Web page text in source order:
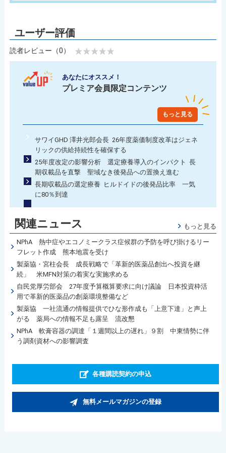
読者レビュー（0）
あなたにオススメ！
プレミア会員限定コンテンツ
もっと見る
サワイGHD 澤井光郎会長 26年度薬価制度改革はジェネ
リックの供給持続性を確保する
25年度改定の影響分析 選定療養導入のインパクト 長
期収載品を直撃 聖域なき後発品への置換え進む
長期収載品の選定療養 ヒルドイドの後発品比率 一気
に80％到達
関連ニュース もっと見る
NPhA 熱中症やエコノミークラス症候群の予防を呼び掛けるリー
フレット作成 熊本地震を受け
製薬協・宮柱会長 成長戦略で「革新的医薬品創出へ投資を継
続」 米MFN対策の着実な実施求める
自民党厚労部会 27年度予算概算要求に向け議論 日本投資枠活
用で革新的医薬品の創薬環境整備など
製薬協 一社流通の情報提供でひな形作成も「上意下達」と声上
がる 薬局への情報不足も露呈 流改懇
NPhA 軟膏容器の調達「１週間以上の遅れ」９割 中東情勢に伴
う調剤資材への影響調査
各種購読契約の申込
無料メールマガジンの登録